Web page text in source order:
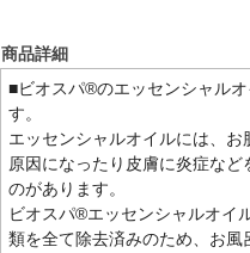
商品詳細
■ビオスパ®のエッセンシャル
す。
エッセンシャルオイルには、
原因になったり皮膚に炎症な
のがあります。
ビオスパ®エッセンシャルオイ
類を全て除去済みのため、お風